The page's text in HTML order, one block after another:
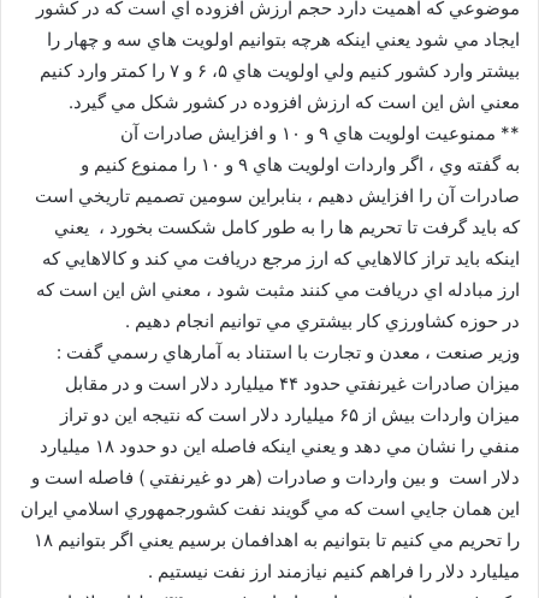
موضوعي كه اهميت دارد حجم ارزش افزوده اي است كه در كشور
ايجاد مي شود يعني اينكه هرچه بتوانيم اولويت هاي سه و چهار را
بيشتر وارد كشور كنيم ولي اولويت هاي ۵، ۶ و ۷ را كمتر وارد كنيم
معني اش اين است كه ارزش افزوده در كشور شكل مي گيرد.
** ممنوعيت اولويت هاي ۹ و ۱۰ و افزايش صادرات آن
به گفته وي ، اگر واردات اولويت هاي ۹ و ۱۰ را ممنوع كنيم و
صادرات آن را افزايش دهيم ، بنابراين سومين تصميم تاريخي است
كه بايد گرفت تا تحريم ها را به طور كامل شكست بخورد ، يعني
اينكه بايد تراز كالاهايي كه ارز مرجع دريافت مي كند و كالاهايي كه
ارز مبادله اي دريافت مي كنند مثبت شود ، معني اش اين است كه
در حوزه كشاورزي كار بيشتري مي توانيم انجام دهيم .
وزير صنعت ، معدن و تجارت با استناد به آمارهاي رسمي گفت :
ميزان صادرات غيرنفتي حدود ۴۴ ميليارد دلار است و در مقابل
ميزان واردات بيش از ۶۵ ميليارد دلار است كه نتيجه اين دو تراز
منفي را نشان مي دهد و يعني اينكه فاصله اين دو حدود ۱۸ ميليارد
دلار است و بين واردات و صادرات (هر دو غيرنفتي ) فاصله است و
اين همان جايي است كه مي گويند نفت كشورجمهوري اسلامي ايران
را تحريم مي كنيم تا بتوانيم به اهدافمان برسيم يعني اگر بتوانيم ۱۸
ميليارد دلار را فراهم كنيم نيازمند ارز نفت نيستيم .